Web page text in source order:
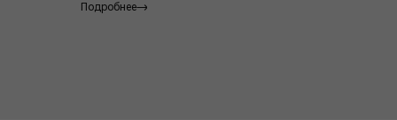
Подробнее